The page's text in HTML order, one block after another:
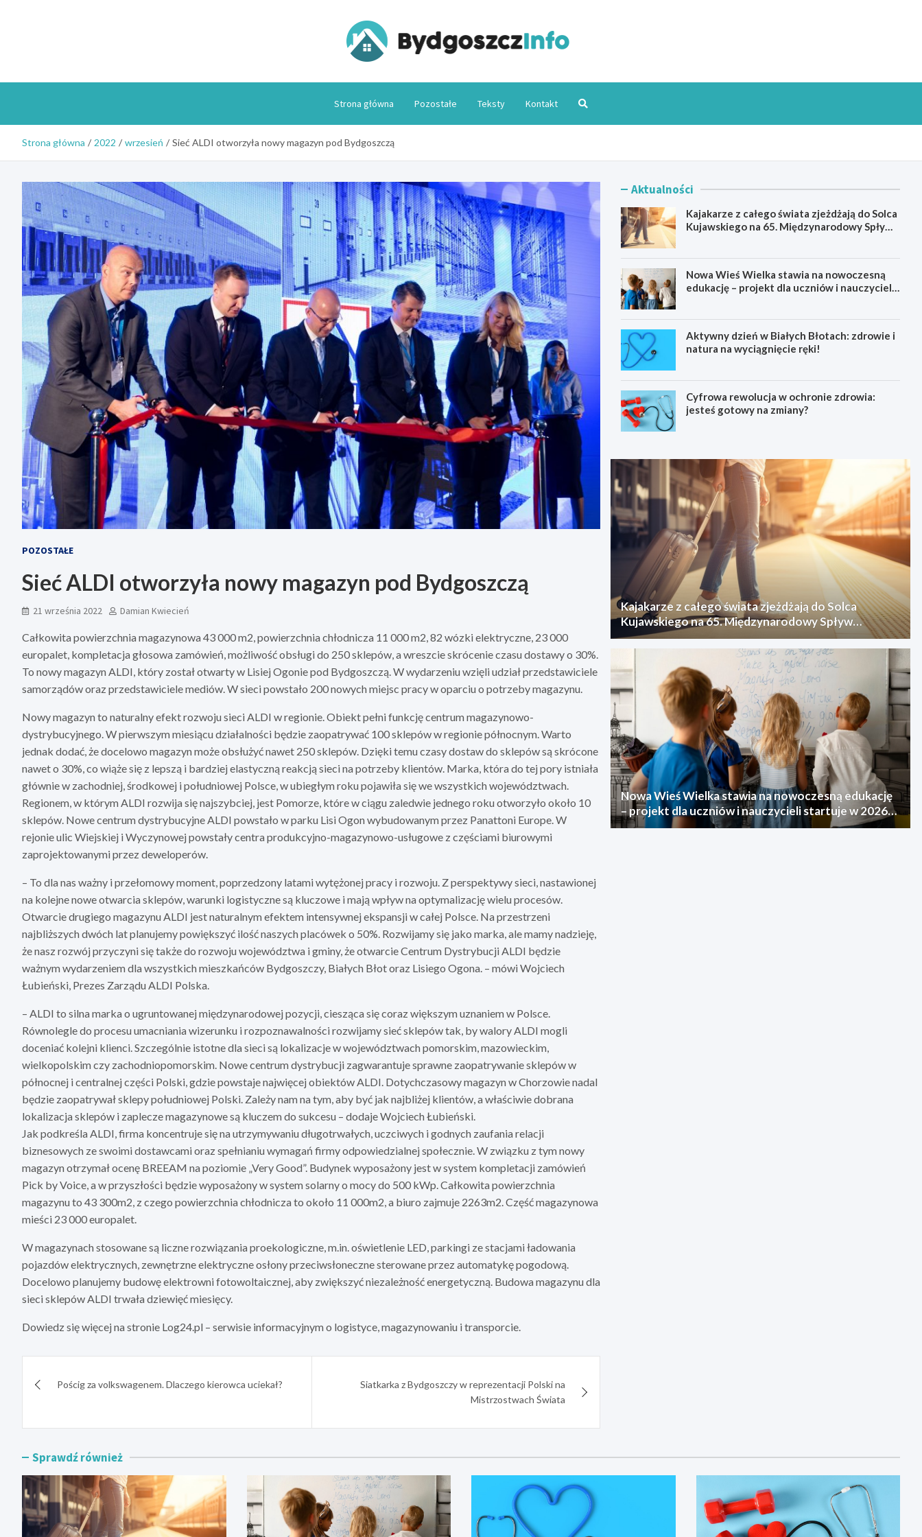
Strona główna Pozostałe Teksty Kontakt
Strona główna 2022 wrzesień Sieć ALDI otworzyła nowy magazyn pod Bydgoszczą
POZOSTAŁE
Sieć ALDI otworzyła nowy magazyn pod Bydgoszczą
21 września 2022 Damian Kwiecień
Całkowita powierzchnia magazynowa 43 000 m2, powierzchnia chłodnicza 11 000 m2, 82 wózki elektryczne, 23 000
europalet, kompletacja głosowa zamówień, możliwość obsługi do 250 sklepów, a wreszcie skrócenie czasu dostawy o 30%.
To nowy magazyn ALDI, który został otwarty w Lisiej Ogonie pod Bydgoszczą. W wydarzeniu wzięli udział przedstawiciele
samorządów oraz przedstawiciele mediów. W sieci powstało 200 nowych miejsc pracy w oparciu o potrzeby magazynu.
Nowy magazyn to naturalny efekt rozwoju sieci ALDI w regionie. Obiekt pełni funkcję centrum magazynowo-
dystrybucyjnego. W pierwszym miesiącu działalności będzie zaopatrywać 100 sklepów w regionie północnym. Warto
jednak dodać, że docelowo magazyn może obsłużyć nawet 250 sklepów. Dzięki temu czasy dostaw do sklepów są skrócone
nawet o 30%, co wiąże się z lepszą i bardziej elastyczną reakcją sieci na potrzeby klientów. Marka, która do tej pory istniała
głównie w zachodniej, środkowej i południowej Polsce, w ubiegłym roku pojawiła się we wszystkich województwach.
Regionem, w którym ALDI rozwija się najszybciej, jest Pomorze, które w ciągu zaledwie jednego roku otworzyło około 10
sklepów. Nowe centrum dystrybucyjne ALDI powstało w parku Lisi Ogon wybudowanym przez Panattoni Europe. W
rejonie ulic Wiejskiej i Wyczynowej powstały centra produkcyjno-magazynowo-usługowe z częściami biurowymi
zaprojektowanymi przez deweloperów.
– To dla nas ważny i przełomowy moment, poprzedzony latami wytężonej pracy i rozwoju. Z perspektywy sieci, nastawionej
na kolejne nowe otwarcia sklepów, warunki logistyczne są kluczowe i mają wpływ na optymalizację wielu procesów.
Otwarcie drugiego magazynu ALDI jest naturalnym efektem intensywnej ekspansji w całej Polsce. Na przestrzeni
najbliższych dwóch lat planujemy powiększyć ilość naszych placówek o 50%. Rozwijamy się jako marka, ale mamy nadzieję,
że nasz rozwój przyczyni się także do rozwoju województwa i gminy, że otwarcie Centrum Dystrybucji ALDI będzie
ważnym wydarzeniem dla wszystkich mieszkańców Bydgoszczy, Białych Błot oraz Lisiego Ogona. – mówi Wojciech
Łubieński, Prezes Zarządu ALDI Polska.
– ALDI to silna marka o ugruntowanej międzynarodowej pozycji, ciesząca się coraz większym uznaniem w Polsce.
Równolegle do procesu umacniania wizerunku i rozpoznawalności rozwijamy sieć sklepów tak, by walory ALDI mogli
doceniać kolejni klienci. Szczególnie istotne dla sieci są lokalizacje w województwach pomorskim, mazowieckim,
wielkopolskim czy zachodniopomorskim. Nowe centrum dystrybucji zagwarantuje sprawne zaopatrywanie sklepów w
północnej i centralnej części Polski, gdzie powstaje najwięcej obiektów ALDI. Dotychczasowy magazyn w Chorzowie nadal
będzie zaopatrywał sklepy południowej Polski. Zależy nam na tym, aby być jak najbliżej klientów, a właściwie dobrana
lokalizacja sklepów i zaplecze magazynowe są kluczem do sukcesu – dodaje Wojciech Łubieński.
Jak podkreśla ALDI, firma koncentruje się na utrzymywaniu długotrwałych, uczciwych i godnych zaufania relacji
biznesowych ze swoimi dostawcami oraz spełnianiu wymagań firmy odpowiedzialnej społecznie. W związku z tym nowy
magazyn otrzymał ocenę BREEAM na poziomie „Very Good”. Budynek wyposażony jest w system kompletacji zamówień
Pick by Voice, a w przyszłości będzie wyposażony w system solarny o mocy do 500 kWp. Całkowita powierzchnia
magazynu to 43 300m2, z czego powierzchnia chłodnicza to około 11 000m2, a biuro zajmuje 2263m2. Część magazynowa
mieści 23 000 europalet.
W magazynach stosowane są liczne rozwiązania proekologiczne, m.in. oświetlenie LED, parkingi ze stacjami ładowania
pojazdów elektrycznych, zewnętrzne elektryczne osłony przeciwsłoneczne sterowane przez automatykę pogodową.
Docelowo planujemy budowę elektrowni fotowoltaicznej, aby zwiększyć niezależność energetyczną. Budowa magazynu dla
sieci sklepów ALDI trwała dziewięć miesięcy.
Dowiedz się więcej na stronie Log24.pl – serwisie informacyjnym o logistyce, magazynowaniu i transporcie.
wpisuPościg za volkswagenem. Dlaczego kierowca uciekał?
Siatkarka z Bydgoszczy w reprezentacji Polski na
Mistrzostwach Świata
Aktualności
Kajakarze z całego świata zjeżdżają do Solca
Kujawskiego na 65. Międzynarodowy Spływ
Nowa Wieś Wielka stawia na nowoczesną
edukację – projekt dla uczniów i nauczycieli
Aktywny dzień w Białych Błotach: zdrowie i
natura na wyciągnięcie ręki!
Cyfrowa rewolucja w ochronie zdrowia:
jesteś gotowy na zmiany?
Kajakarze z całego świata zjeżdżają do Solca
Kujawskiego na 65. Międzynarodowy Spływ
Kajakowy
Nowa Wieś Wielka stawia na nowoczesną edukację
– projekt dla uczniów i nauczycieli startuje w 2026
roku
Sprawdź również